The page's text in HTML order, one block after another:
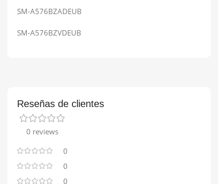
SM-A576BZADEUB
SM-A576BZVDEUB
Reseñas de clientes
0 reviews
0
0
0